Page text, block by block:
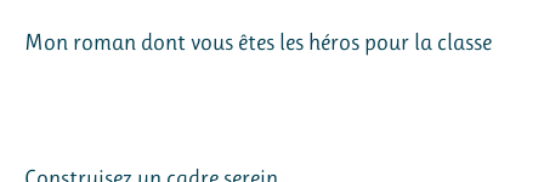
Mon roman dont vous êtes les héros pour la classe